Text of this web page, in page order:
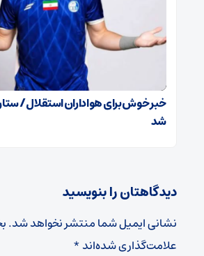
خبر خوش برای هواداران استقلال /
شد
دیدگاهتان را بنویسید
نشانی ایمیل شما منتشر نخواهد شد.
علامت‌گذاری شده‌اند*